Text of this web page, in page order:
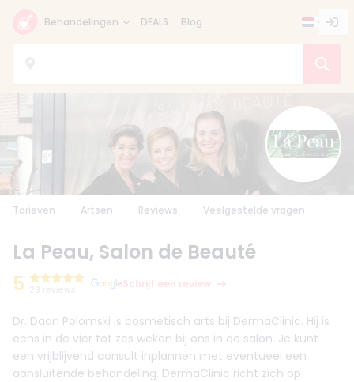
Behandelingen DEALS Blog
Tarieven Artsen Reviews Veelgestelde vragen
La Peau, Salon de Beauté
5
Schrijf een review
Dr. Daan Polomski is cosmetisch arts bij DermaClinic. Hij is
eens in de vier tot zes weken bij ons in de salon. Je kunt
een vrijblijvend consult inplannen met eventueel een
aansluitende behandeling. DermaClinic richt zich op